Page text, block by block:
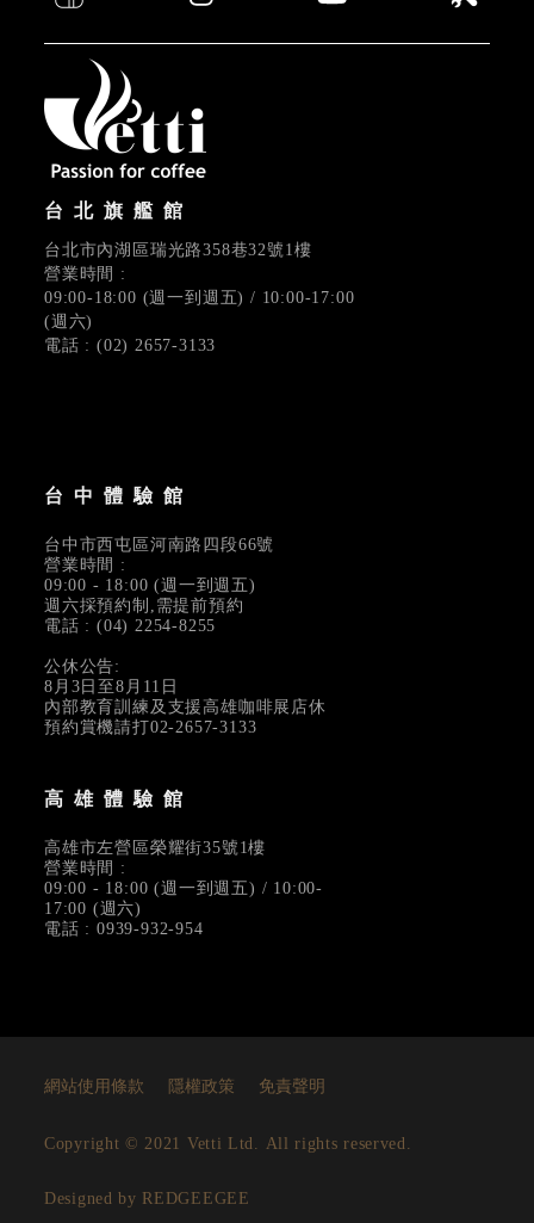
台北旗艦館
台北市內湖區瑞光路358巷32號1樓
營業時間 :
09:00-18:00 (週一到週五) / 10:00-17:00
(週六)
電話 : (02) 2657-3133
台中體驗館
台中市西屯區河南路四段66號
營業時間 :
09:00 - 18:00 (週一到週五)
週六採預約制,需提前預約
電話 : (04) 2254-8255
公休公告:
8月3日至8月11日
內部教育訓練及支援高雄咖啡展店休
預約賞機請打02-2657-3133
高雄體驗館
高雄市左營區榮耀街35號1樓
營業時間 :
09:00 - 18:00 (週一到週五) / 10:00-
17:00 (週六)
電話 : 0939-932-954
網站使用條款 隱權政策 免責聲明
Copyright © 2021 Vetti Ltd. All rights reserved.
Designed by REDGEEGEE